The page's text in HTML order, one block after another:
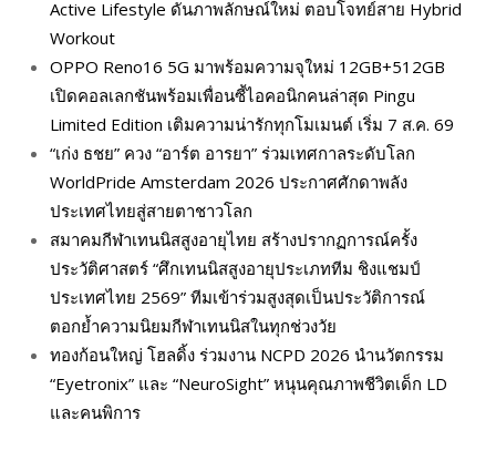
Active Lifestyle ดันภาพลักษณ์ใหม่ ตอบโจทย์สาย Hybrid
Workout
OPPO Reno16 5G มาพร้อมความจุใหม่ 12GB+512GB
เปิดคอลเลกชันพร้อมเพื่อนซี้ไอคอนิกคนล่าสุด Pingu
Limited Edition เติมความน่ารักทุกโมเมนต์ เริ่ม 7 ส.ค. 69
“เก่ง ธชย” ควง “อาร์ต อารยา” ร่วมเทศกาลระดับโลก
WorldPride Amsterdam 2026 ประกาศศักดาพลัง
ประเทศไทยสู่สายตาชาวโลก
สมาคมกีฬาเทนนิสสูงอายุไทย สร้างปรากฏการณ์ครั้ง
ประวัติศาสตร์ “ศึกเทนนิสสูงอายุประเภททีม ชิงแชมป์
ประเทศไทย 2569” ทีมเข้าร่วมสูงสุดเป็นประวัติการณ์
ตอกย้ำความนิยมกีฬาเทนนิสในทุกช่วงวัย
ทองก้อนใหญ่ โฮลดิ้ง ร่วมงาน NCPD 2026 นำนวัตกรรม
“Eyetronix” และ “NeuroSight” หนุนคุณภาพชีวิตเด็ก LD
และคนพิการ